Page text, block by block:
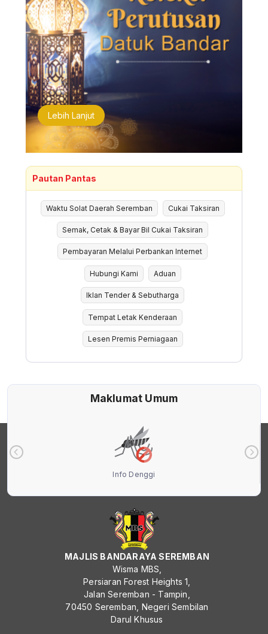
Lebih Lanjut
Pautan Pantas
Waktu Solat Daerah Seremban Cukai Taksiran
Semak, Cetak & Bayar Bil Cukai Taksiran
Pembayaran Melalui Perbankan Internet
Hubungi Kami Aduan
Iklan Tender & Sebutharga
Tempat Letak Kenderaan
Lesen Premis Perniagaan
Maklumat Umum
Info Denggi
MAJLIS BANDARAYA SEREMBAN
Wisma MBS,
Persiaran Forest Heights 1,
Jalan Seremban - Tampin,
70450 Seremban, Negeri Sembilan
Darul Khusus